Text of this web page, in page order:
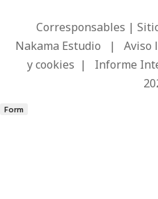
Corresponsables |
Nakama Estudio | Aviso
y cookies | Informe
Form